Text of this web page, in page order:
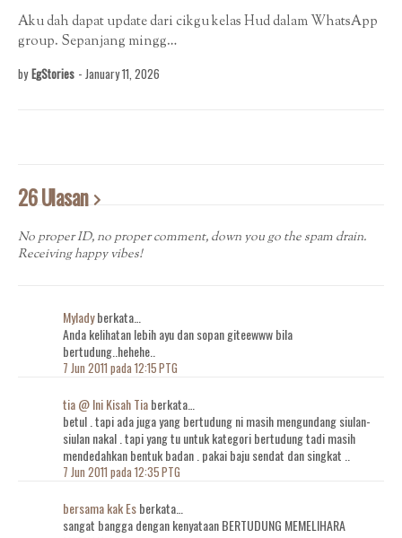
Aku dah dapat update dari cikgu kelas Hud dalam WhatsApp
group. Sepanjang mingg…
by EgStories - January 11, 2026
26 Ulasan
No proper ID, no proper comment, down you go the spam drain.
Receiving happy vibes!
Myladyberkata…
Anda kelihatan lebih ayu dan sopan giteewww bila
bertudung..hehehe..
7 Jun 2011 pada 12:15 PTG
tia @ Ini Kisah Tiaberkata…
betul . tapi ada juga yang bertudung ni masih mengundang siulan-
siulan nakal . tapi yang tu untuk kategori bertudung tadi masih
mendedahkan bentuk badan . pakai baju sendat dan singkat ..
7 Jun 2011 pada 12:35 PTG
bersama kak Esberkata…
sangat bangga dengan kenyataan BERTUDUNG MEMELIHARA